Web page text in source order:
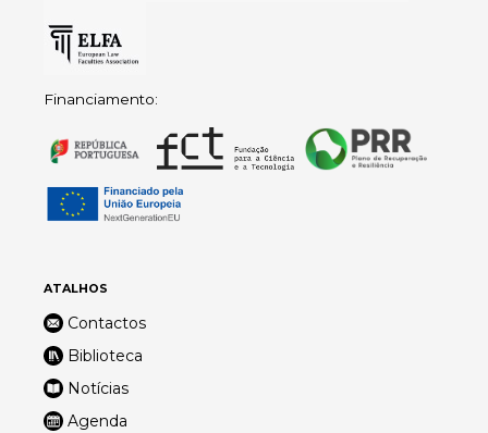
Financiamento:
ATALHOS
Contactos
Biblioteca
Notícias
Agenda